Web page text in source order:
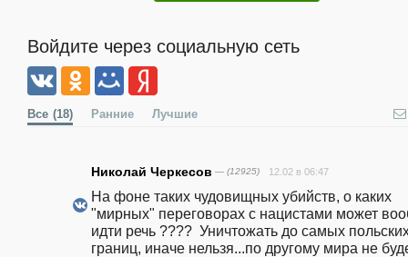
Войдите через социальную сеть
Все (18) Ранние Лучшие
Николай Черкесов — (12925) 12.02 в 06:47
На фоне таких чудовищных убийств, о каких
"мирных" переговорах с нацистами может
идти речь ????  Уничтожать до самых
границ, иначе нельзя...по другому мира не